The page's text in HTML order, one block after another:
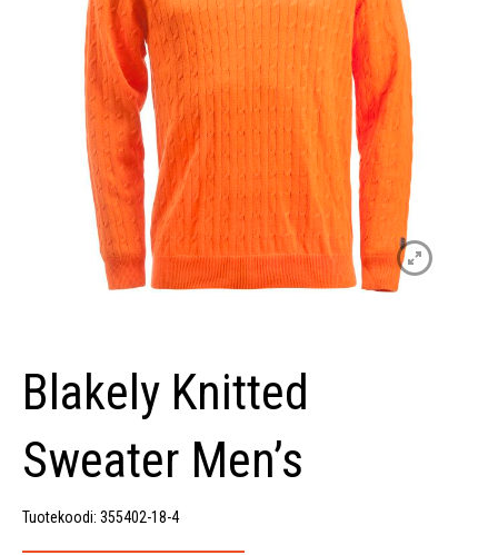
Blakely Knitted
Sweater Men’s
Tuotekoodi: 355402-18-4